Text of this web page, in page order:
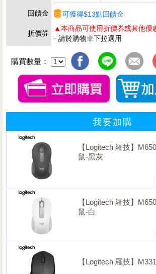
回饋金 可獲得$13點回饋金
折價券
▲本商品可使用折價券或其他優
· 請於購物車下拉選用
購買數量：
我要加購
【Logitech 羅技】
鼠-黑灰
【Logitech 羅技】
鼠-白
【Logitech 羅技】